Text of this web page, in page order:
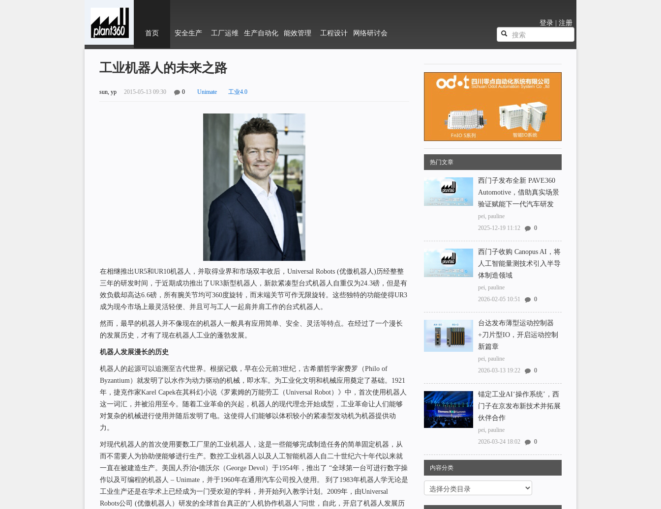
工业机器人的未来之路
sun, yp 2015-05-13 09:30 0 Unimate 工业4.0
在相继推出UR5和UR10机器人，并取得业界和市场双丰收后，Universal Robots (优傲机器人)历经整整
三年的研发时间，于近期成功推出了UR3新型机器人，新款紧凑型台式机器人自重仅为24.3磅，但是有
效负载却高达6.6磅，所有腕关节均可360度旋转，而末端关节可作无限旋转。这些独特的功能使得UR3
成为现今市场上最灵活轻便、并且可与工人一起肩并肩工作的台式机器人。
然而，最早的机器人并不像现在的机器人一般具有应用简单、安全、灵活等特点。在经过了一个漫长
的发展历史，才有了现在机器人工业的蓬勃发展。
机器人发展漫长的历史
机器人的起源可以追溯至古代世界。根据记载，早在公元前3世纪，古希腊哲学家费罗（Philo of
Byzantium）就发明了以水作为动力驱动的机械，即水车。为工业化文明和机械应用奠定了基础。1921
年，捷克作家Karel Capek在其科幻小说《罗素姆的万能劳工（Universal Robot）》中，首次使用机器人
这一词汇，并被沿用至今。随着工业革命的兴起，机器人的现代理念开始成型，工业革命让人们能够
对复杂的机械进行使用并随后发明了电。这使得人们能够以体积较小的紧凑型发动机为机器提供动
力。
对现代机器人的首次使用要数工厂里的工业机器人，这是一些能够完成制造任务的简单固定机器，从
而不需要人为协助便能够进行生产。数控工业机器人以及人工智能机器人自二十世纪六十年代以来就
一直在被建造生产。美国人乔治•德沃尔（George Devol）于1954年，推出了 “全球第一台可进行数字操
作以及可编程的机器人 – Unimate，并于1960年在通用汽车公司投入使用。 到了1983年机器人学无论是
工业生产还是在学术上已经成为一门受欢迎的学科，并开始列入教学计划。2009年，由Universal
Robots公司 (优傲机器人）研发的全球首台真正的“人机协作机器人”问世，自此，开启了机器人发展历
热门文章
西门子发布全新 PAVE360
Automotive，借助真实场景
验证赋能下一代汽车研发
pei, pauline
2025-12-19 11:12
0
西门子收购 Canopus AI，将
人工智能量测技术引入半导
体制造领域
pei, pauline
2026-02-05 10:51
0
台达发布薄型运动控制器
+刀片型IO，开启运动控制
新篇章
pei, pauline
2026-03-13 19:22
0
锚定工业AI‘操作系统’，西
门子在京发布新技术并拓展
伙伴合作
pei, pauline
2026-03-24 18:02
0
内容分类
首页 安全生产 工厂运维 生产自动化 能效管理 工程设计 网络研讨会
登录 注册